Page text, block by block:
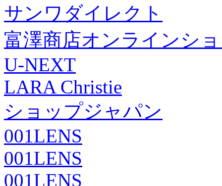
サンワダイレクト
富澤商店オンラインシ
U-NEXT
LARA Christie
ショップジャパン
001LENS
001LENS
001LENS